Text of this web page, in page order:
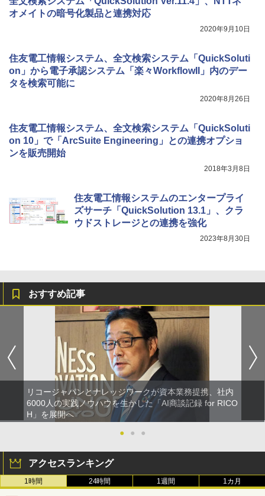
オメイトの暗号化製品と連携対応
2020年9月10日
住友電工情報システム、全文検索システム「QuickSoluti
on」から電子承認システム「楽々WorkflowII」内のデー
タを検索可能に
2020年8月26日
住友電工情報システム、全文検索システム「QuickSoluti
on 10」で「ArcSuite Engineering」との連携オプショ
ンを販売開始
2018年3月8日
住友電工情報システムのエンタープライ
ズサーチ「QuickSolution 13.1」、クラ
ウドストレージとの連携を強化
2023年8月30日
おすすめ記事
リコージャパンとナレッジワークが資本業務提携、社内
6000人の実践ノウハウを生かした「AI商談記録 for RICO
H」を展開へ
●
● ●
アクセスランキング
1時間 24時間 1週間 1カ月